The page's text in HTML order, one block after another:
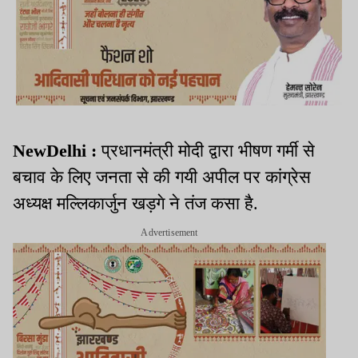
NewDelhi :प्रधानमंत्री मोदी द्वारा भीषण गर्मी से
बचाव के लिए जनता से की गयी अपील पर कांग्रेस
अध्यक्ष मल्लिकार्जुन खड़गे ने तंज कसा है.
Advertisement